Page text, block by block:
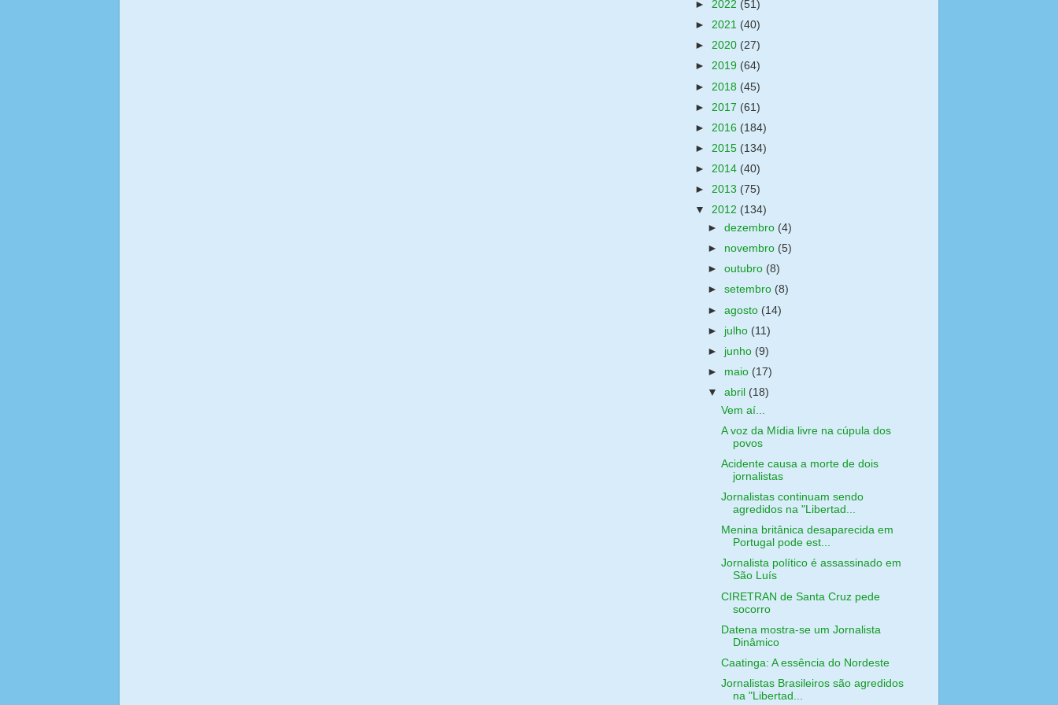
► 2022 (51)
► 2021 (40)
► 2020 (27)
► 2019 (64)
► 2018 (45)
► 2017 (61)
► 2016 (184)
► 2015 (134)
► 2014 (40)
► 2013 (75)
▼ 2012 (134)
►dezembro (4)
► novembro (5)
►outubro (8)
►setembro (8)
►agosto (14)
► julho (11)
► junho (9)
► maio (17)
▼abril (18)
Vem aí...
A voz da Mídia livre na cúpula dos
povos
Acidente causa a morte de dois
jornalistas
Jornalistas continuam sendo
agredidos na "Libertad...
Menina britânica desaparecida em
Portugal pode est...
Jornalista político é assassinado em
São Luís
CIRETRAN de Santa Cruz pede
socorro
Datena mostra-se um Jornalista
Dinâmico
Caatinga: A essência do Nordeste
Jornalistas Brasileiros são agredidos
na "Libertad...